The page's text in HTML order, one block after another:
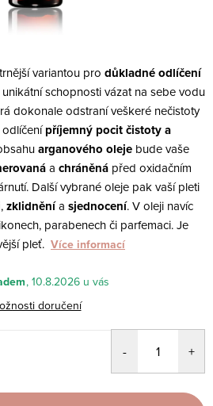
variantou pro důkladné odlíčení
unikátní schopnosti vázat na sebe vodu
dokonale odstraní veškeré nečistoty
příjemný pocit čistoty a
arganového oleje bude vaše
a chráněná před oxidačním
Další vybrané oleje pak vaší pleti
,zklidněnía sjednocení. V oleji navíc
parabenech či parfemaci. Je
pleť. Více informací
10.8.2026
doručení